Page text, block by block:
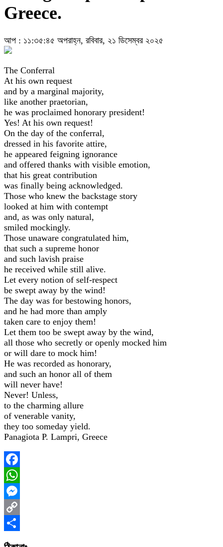
Greece.
আপ : ১১:৩৫:৪৫ অপরাহ্ন, রবিবার, ২১ ডিসেম্বর ২০২৫
The Conferral
At his own request
and by a marginal majority,
like another praetorian,
he was proclaimed honorary president!
Yes! At his own request!
On the day of the conferral,
dressed in his favorite attire,
he appeared feigning ignorance
and offered thanks with visible emotion,
that his great contribution
was finally being acknowledged.
Those who knew the backstage story
looked at him with contempt
and, as was only natural,
smiled mockingly.
Those unaware congratulated him,
that such a supreme honor
and such lavish praise
he received while still alive.
Let every notion of self-respect
be swept away by the wind!
The day was for bestowing honors,
and he had more than amply
taken care to enjoy them!
Let them too be swept away by the wind,
all those who secretly or openly mocked him
or will dare to mock him!
He was recorded as honorary,
and such an honor all of them
will never have!
Never! Unless,
to the charming allure
of venerable vanity,
they too someday yield.
Panagiota P. Lampri, Greece
Facebook
WhatsApp
Messenger
Copy
Link
Share